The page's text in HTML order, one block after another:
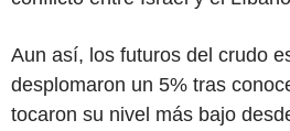
Aun así, los futuros del crudo
desplomaron un 5% tras
tocaron su nivel más bajo